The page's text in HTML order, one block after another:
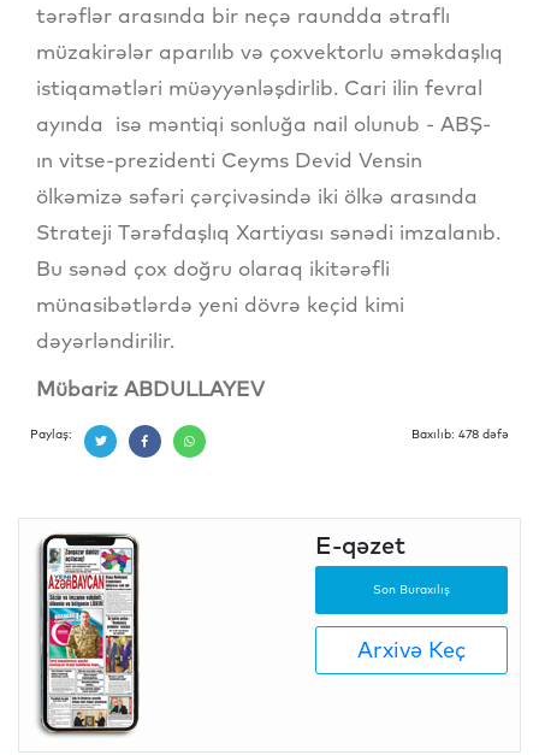
tərəflər arasında bir neçə raundda ətraflı
müzakirələr aparılıb və çoxvektorlu əməkdaşlıq
istiqamətləri müəyyənləşdirlib. Cari ilin fevral
ayında isə məntiqi sonluğa nail olunub - ABŞ-
ın vitse-prezidenti Ceyms Devid Vensin
ölkəmizə səfəri çərçivəsində iki ölkə arasında
Strateji Tərəfdaşlıq Xartiyası sənədi imzalanıb.
Bu sənəd çox doğru olaraq ikitərəfli
münasibətlərdə yeni dövrə keçid kimi
dəyərləndirilir.
Mübariz ABDULLAYEV
Paylaş: Baxılıb: 478 dəfə
E-qəzet
Son Buraxılış
Arxivə Keç